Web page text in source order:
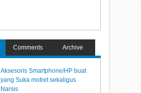
Comments Archive
Aksesoris Smartphone/HP buat
yang Suka motret sekaligus
Narsis